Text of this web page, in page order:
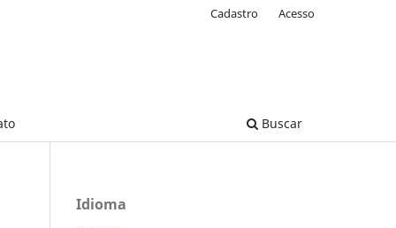
Buscar
Cadastro Acesso
Idioma